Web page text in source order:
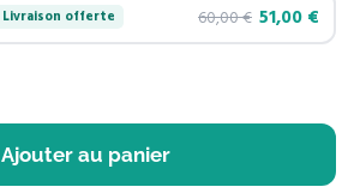
Livraison offerte 60,00€ 51,00 €
Ajouter au panier